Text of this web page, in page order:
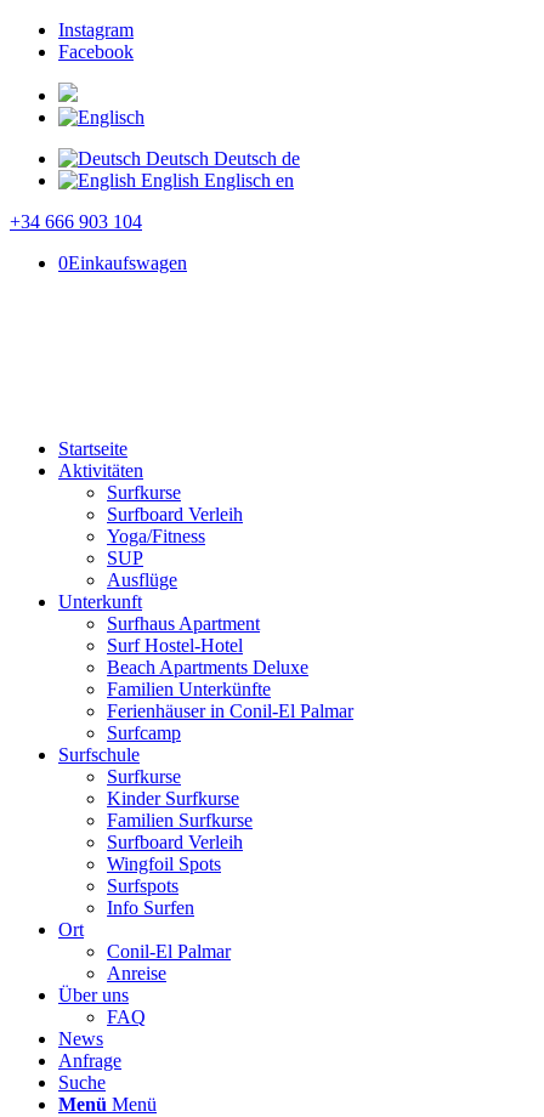
Instagram
Facebook
Deutsch Deutsch de
English Englisch en
+34 666 903 104
0Einkaufswagen
Startseite
Aktivitäten
Surfkurse
Surfboard Verleih
Yoga/Fitness
SUP
Ausflüge
Unterkunft
Surfhaus Apartment
Surf Hostel-Hotel
Beach Apartments Deluxe
Familien Unterkünfte
Ferienhäuser in Conil-El Palmar
Surfcamp
Surfschule
Surfkurse
Kinder Surfkurse
Familien Surfkurse
Surfboard Verleih
Wingfoil Spots
Surfspots
Info Surfen
Ort
Conil-El Palmar
Anreise
Über uns
FAQ
News
Anfrage
Suche
Menü Menü